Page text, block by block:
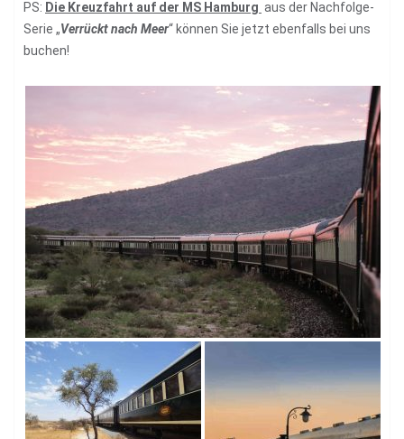
PS: Die Kreuzfahrt auf der MS Hamburg aus der Nachfolge-
Serie „Verrückt nach Meer“ können Sie jetzt ebenfalls bei uns
buchen!